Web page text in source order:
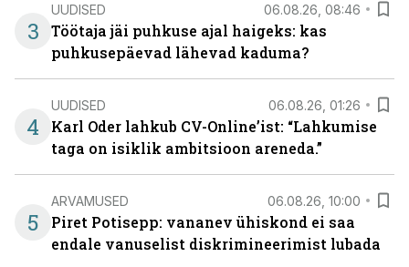
3
UUDISED 06.08.26, 08:46
Töötaja jäi puhkuse ajal haigeks: kas
puhkusepäevad lähevad kaduma?
4
UUDISED 06.08.26, 01:26
Karl Oder lahkub CV-Online’ist: “Lahkumise
taga on isiklik ambitsioon areneda.”
5
ARVAMUSED 06.08.26, 10:00
Piret Potisepp: vananev ühiskond ei saa
endale vanuselist diskrimineerimist lubada